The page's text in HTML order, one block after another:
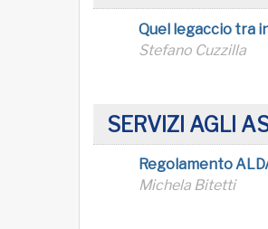
Quel legaccio tra
Stefano Cuzzilla
SERVIZI AGLI
Regolamento
Michela Bitetti